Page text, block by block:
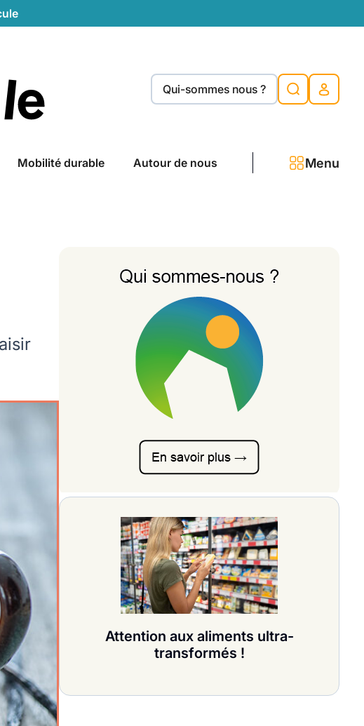
Qui-sommes nous ?
Mobilité durable Autour de nous Menu
Attention aux aliments ultra-
transformés !